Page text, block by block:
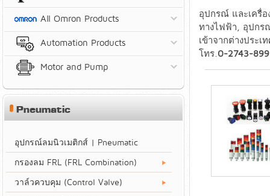
อุปกรณ์ และเครื่อ
ทางไฟฟ้า, อุปกร
เข้าจากต่างประ
โทร. 0-2743-
All Omron Products
Automation Products
Motor and Pump
Pneumatic
อุปกรณ์ลมนิวเมติกส์ | Pneumatic
กรองลม FRL (FRL Combination)
วาล์วควบคุม (Control Valve)